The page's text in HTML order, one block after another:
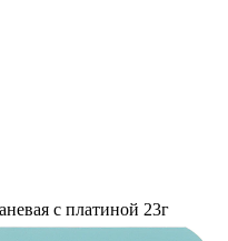
с платиной 23г